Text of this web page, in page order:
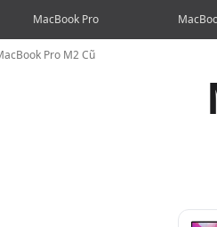
MacBook Pro
Pro M2 Cũ